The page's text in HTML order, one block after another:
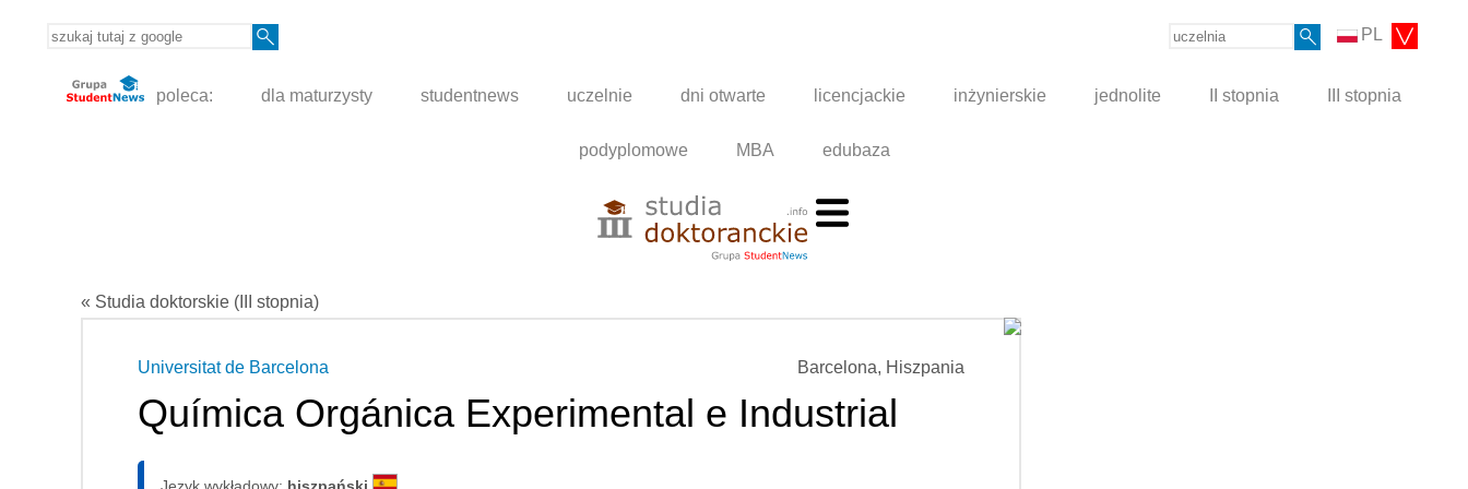
PL
poleca: dla maturzysty studentnews uczelnie dni otwarte licencjackie inżynierskie jednolite II stopnia III stopnia
podyplomowe MBA edubaza
« Studia doktorskie (III stopnia)
Barcelona, Hiszpania
Universitat de Barcelona
Química Orgánica Experimental e Industrial
Język wykładowy: hiszpański